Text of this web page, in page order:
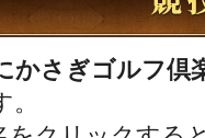
かさぎゴルフ倶